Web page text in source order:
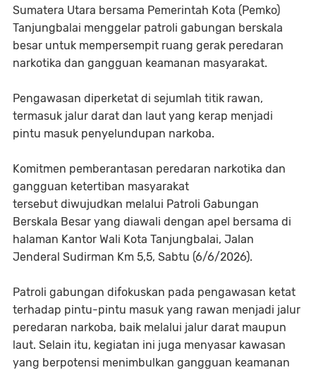
Sumatera Utara bersama Pemerintah Kota (Pemko)
Tanjungbalai menggelar patroli gabungan berskala
besar untuk mempersempit ruang gerak peredaran
narkotika dan gangguan keamanan masyarakat.
Pengawasan diperketat di sejumlah titik rawan,
termasuk jalur darat dan laut yang kerap menjadi
pintu masuk penyelundupan narkoba.
Komitmen pemberantasan peredaran narkotika dan
gangguan ketertiban masyarakat
tersebut diwujudkan melalui Patroli Gabungan
Berskala Besar yang diawali dengan apel bersama di
halaman Kantor Wali Kota Tanjungbalai, Jalan
Jenderal Sudirman Km 5,5, Sabtu (6/6/2026).
Patroli gabungan difokuskan pada pengawasan ketat
terhadap pintu-pintu masuk yang rawan menjadi jalur
peredaran narkoba, baik melalui jalur darat maupun
laut. Selain itu, kegiatan ini juga menyasar kawasan
yang berpotensi menimbulkan gangguan keamanan